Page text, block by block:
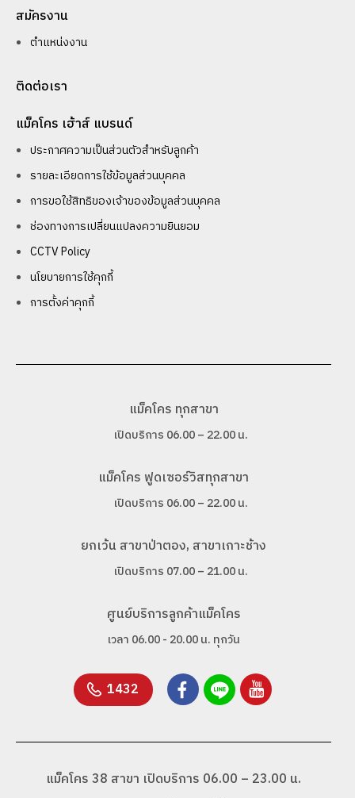
สมัครงาน
ตำแหน่งงาน
ติดต่อเรา
แม็คโคร เฮ้าส์ แบรนด์
ประกาศความเป็นส่วนตัวสำหรับลูกค้า
รายละเอียดการใช้ข้อมูลส่วนบุคคล
การขอใช้สิทธิของเจ้าของข้อมูลส่วนบุคคล
ช่องทางการเปลี่ยนแปลงความยินยอม
CCTV Policy
นโยบายการใช้คุกกี้
การตั้งค่าคุกกี้
แม็คโคร ทุกสาขา
เปิดบริการ 06.00 – 22.00 น.
แม็คโคร ฟูดเซอร์วิสทุกสาขา
เปิดบริการ 06.00 – 22.00 น.
ยกเว้น สาขาป่าตอง, สาขาเกาะช้าง
เปิดบริการ 07.00 – 21.00 น.
ศูนย์บริการลูกค้าแม็คโคร
เวลา 06.00 - 20.00 น. ทุกวัน
1432
แม็คโคร 38 สาขา เปิดบริการ 06.00 – 23.00 น.